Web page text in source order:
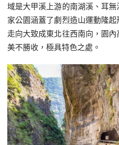
域是大甲溪上游的南湖溪、耳
家公園涵蓋了劇烈造山運動隆
走向大致成東北往西南向，園
美不勝收，極具特色之處。